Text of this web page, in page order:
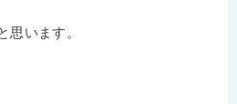
思います。